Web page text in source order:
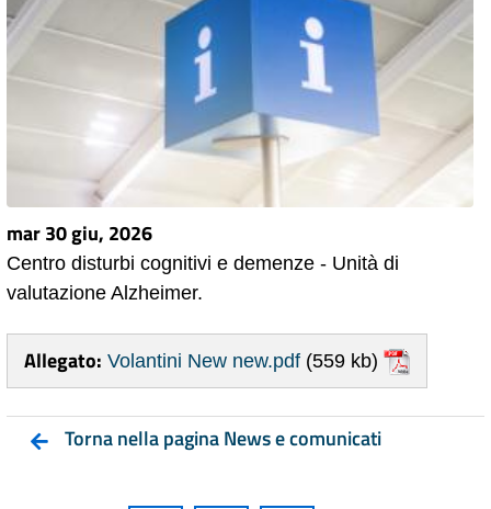
mar 30 giu, 2026
Centro disturbi cognitivi e demenze - Unità di
valutazione Alzheimer.
Allegato: Volantini New new.pdf (559 kb)
Torna nella pagina News e comunicati